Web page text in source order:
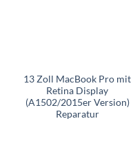
13 Zoll MacBook Pro mit
Retina Display
(A1502/2015er Version)
Reparatur